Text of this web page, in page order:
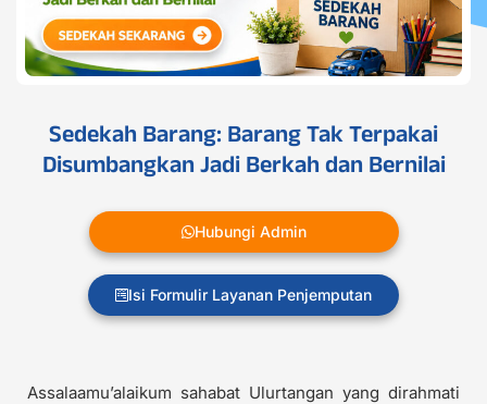
Sedekah Barang: Barang Tak Terpakai
Disumbangkan Jadi Berkah dan Bernilai
Hubungi Admin
Isi Formulir Layanan Penjemputan
Assalaamu’alaikum sahabat Ulurtangan yang dirahmati